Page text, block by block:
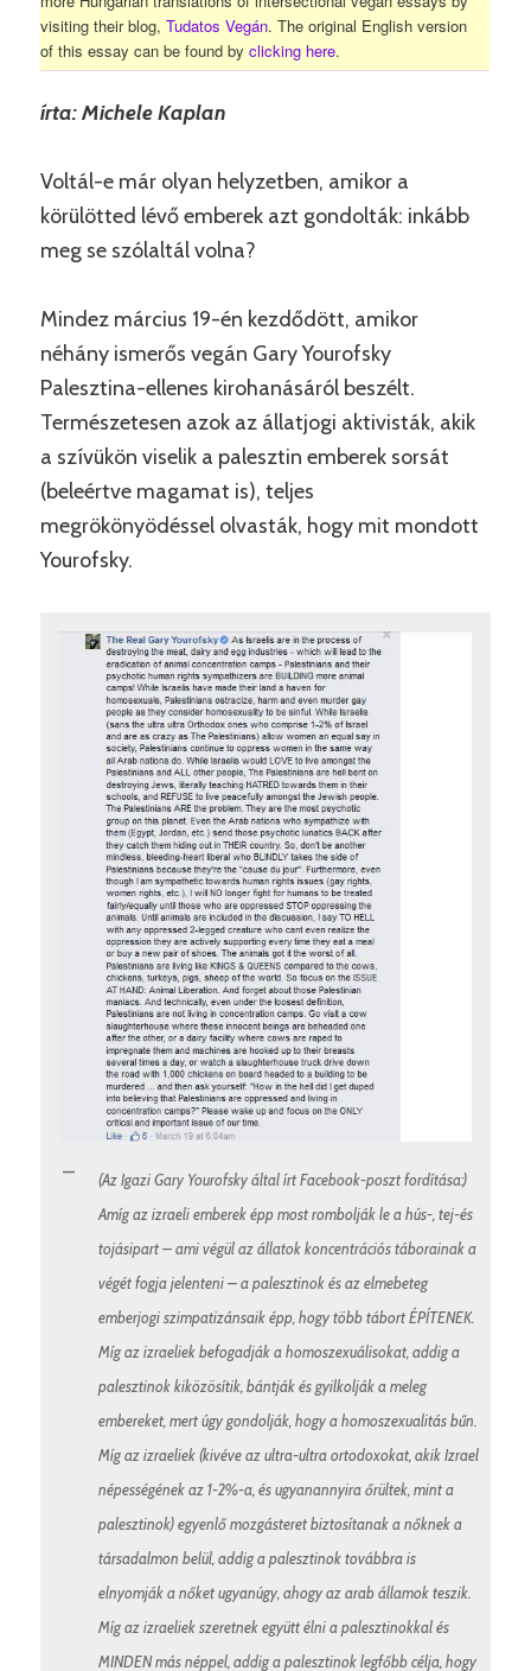
visiting their blog,Tudatos Vegán. The original English version
of this essay can be found byclicking here.
írta: Michele Kaplan
Voltál-e már olyan helyzetben, amikor a
körülötted lévő emberek azt gondolták: inkább
meg se szólaltál volna?
Mindez március 19-én kezdődött, amikor
néhány ismerős vegán Gary Yourofsky
Palesztina-ellenes kirohanásáról beszélt.
Természetesen azok az állatjogi aktivisták, akik
a szívükön viselik a palesztin emberek sorsát
(beleértve magamat is), teljes
megrökönyödéssel olvasták, hogy mit mondott
Yourofsky.
(Az Igazi Gary Yourofsky által írt Facebook-poszt fordítása:)
Amíg az izraeli emberek épp most rombolják le a hús-, tej-és
tojásipart – ami végül az állatok koncentrációs táborainak a
végét fogja jelenteni – a palesztinok és az elmebeteg
emberjogi szimpatizánsaik épp, hogy több tábort ÉPÍTENEK.
Míg az izraeliek befogadják a homoszexuálisokat, addig a
palesztinok kiközösítik, bántják és gyilkolják a meleg
embereket, mert úgy gondolják, hogy a homoszexualitás bűn.
Míg az izraeliek (kivéve az ultra-ultra ortodoxokat, akik Izrael
népességének az 1-2%-a, és ugyanannyira őrültek, mint a
palesztinok) egyenlő mozgásteret biztosítanak a nőknek a
társadalmon belül, addig a palesztinok továbbra is
elnyomják a nőket ugyanúgy, ahogy az arab államok teszik.
Míg az izraeliek szeretnek együtt élni a palesztinokkal és
MINDEN más néppel, addig a palesztinok legfőbb célja, hogy